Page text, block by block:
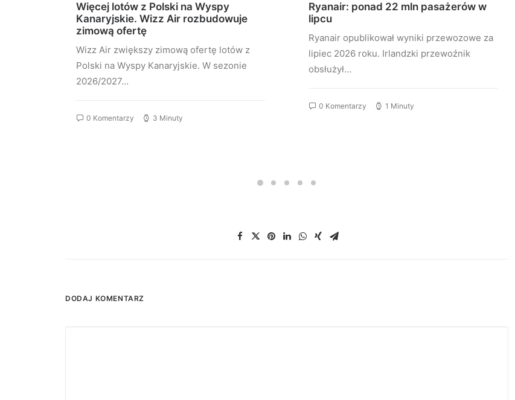
Więcej lotów z Polski na Wyspy
Kanaryjskie. Wizz Air rozbudowuje
zimową ofertę
Wizz Air zwiększy zimową ofertę lotów z
Polski na Wyspy Kanaryjskie. W sezonie
2026/2027…
0 Komentarzy 3 Minuty
Ryanair: ponad 22 mln pasażerów w
lipcu
Ryanair opublikował wyniki przewozowe za
lipiec 2026 roku. Irlandzki przewoźnik
obsłużył…
0 Komentarzy 1 Minuty
DODAJ KOMENTARZ